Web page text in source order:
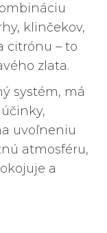
klinčekov,
citrónu – to
zlata.
systém, má
uvoľneniu
atmosféru,
a